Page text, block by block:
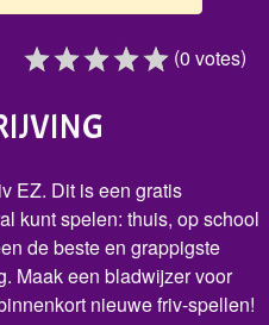
(0 votes)
EZ. Dit is een gratis
kunt spelen: thuis, op school
de beste en grappigste
Maak een bladwijzer voor
nieuwe friv-spellen!